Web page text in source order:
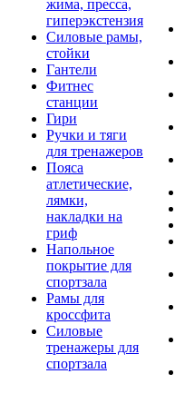
жима, пресса,
гиперэкстензия
Силовые рамы,
стойки
Гантели
Фитнес
станции
Гири
Ручки и тяги
для тренажеров
Пояса
атлетические,
лямки,
накладки на
гриф
Напольное
покрытие для
спортзала
Рамы для
кроссфита
Силовые
тренажеры для
спортзала